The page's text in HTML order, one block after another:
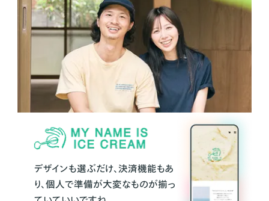
デザインも選ぶだけ、決済機能もあ
り、個人で準備が大変なものが揃っ